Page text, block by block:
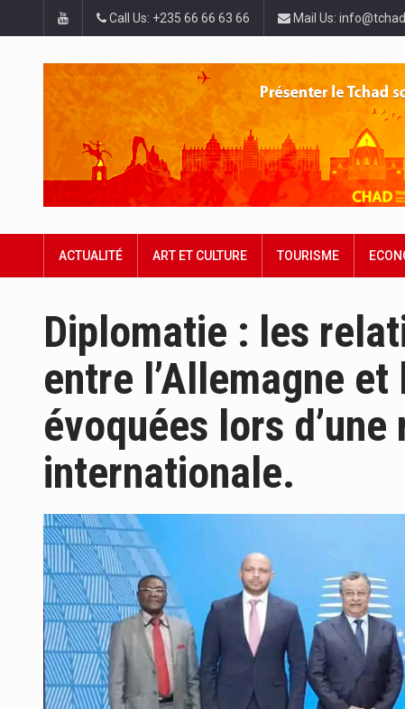
Call Us: +235 66 66 63 66 Mail Us:
ACTUALITÉ ART ET CULTURE TOURISME
Diplomatie : les
entre l’Allemagne
évoquées lors
internationale.